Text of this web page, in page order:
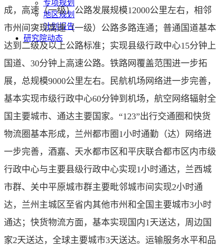
专项规划
地区规划
计划报告
研究院动态
成，高速（一级）公路发展规模12000公里左右，相邻
市州间实现高速（一级）公路多路连通；普通国道基本
达到二级及以上公路标准；实现县级行政中心15分钟上
国道、30分钟上高速公路。铁路网覆盖范围进一步拓
展，总规模9000公里左右。民航机场网络进一步完善，
基本实现市级行政中心60分钟到机场，航空网络辐射全
国主要城市、通达主要国家。“123”出行交通圈和快货
物流圈基本形成，兰州都市圈1小时通勤（达）网络进
一步完善，酒嘉、天水都市区和平庆联合都市区内市级
行政中心与主要县级行政中心实现1小时通达，兰西城
市群、关中平原城市群主要毗邻城市间实现2小时通
达，兰州主城区至省内其他市州和全国主要城市3小时
通达；快货物流方面，基本实现国内1天送达，周边国
家2天送达，全球主要城市3天送达。运输服务水平和品